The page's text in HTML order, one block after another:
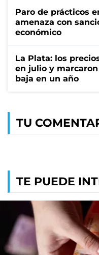
Paro de prácticos
amenaza con
económico
La Plata: los
en julio y
baja en un año
TU
TE PUEDE